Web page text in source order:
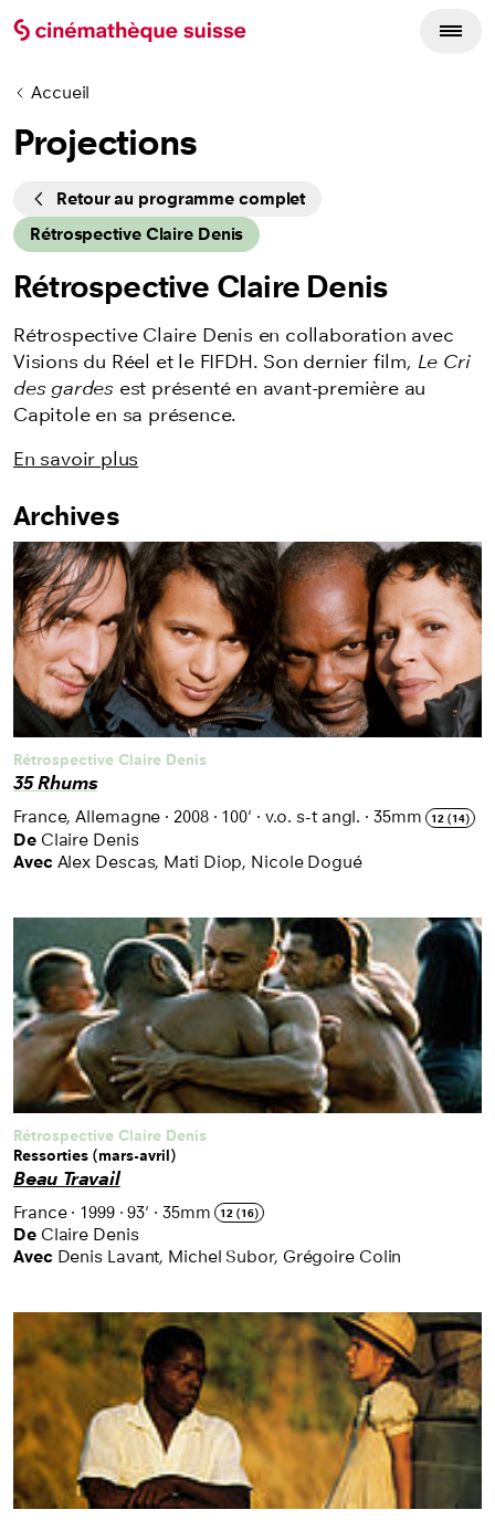
Accueil
Projections
CyclesRetour au programme complet
Rétrospective Claire Denis
Rétrospective Claire Denis
Rétrospective Claire Denis en collaboration avec
Visions du Réel et le FIFDH. Son dernier film, Le Cri
des gardes est présenté en avant-première au
Capitole en sa présence.
En savoir plus
Listing des films
Archives
Rétrospective Claire Denis
35 Rhums
France, Allemagne ·2008· 100' · v.o. s-t angl. · 35mm 12 (14)
De Claire Denis
Avec Alex Descas, Mati Diop, Nicole Dogué
Rétrospective Claire Denis
Ressorties (mars-avril)
Beau Travail
France· 1999·93' · 35mm 12 (16)
De Claire Denis
Avec Denis Lavant, Michel Subor, Grégoire Colin